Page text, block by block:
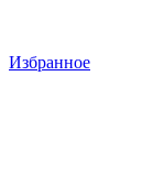
Избранное